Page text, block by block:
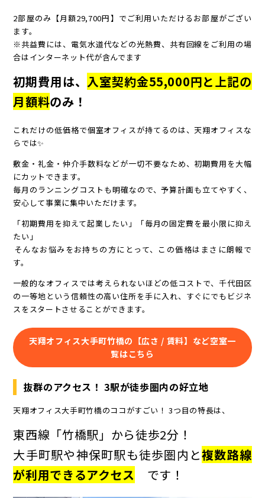
2部屋のみ【月額29,700円】でご利用いただけるお部屋がござい
ます。
※共益費には、電気水道代などの光熱費、共有回線をご利用の場
合はインターネット代が含んでます
初期費用は、入室契約金55,000円と上記の
月額料のみ！
これだけの低価格で個室オフィスが持てるのは、天翔オフィスな
らでは✨
敷金・礼金・仲介手数料などが一切不要なため、初期費用を大幅
にカットできます。
毎月のランニングコストも明確なので、予算計画も立てやすく、
安心して事業に集中いただけます。
「初期費用を抑えて起業したい」「毎月の固定費を最小限に抑え
たい」
――そんなお悩みをお持ちの方にとって、この価格はまさに朗報で
す。
一般的なオフィスでは考えられないほどの低コストで、千代田区
の一等地という信頼性の高い住所を手に入れ、すぐにでもビジネ
スをスタートさせることができます。
天翔オフィス大手町竹橋の【広さ / 賃料】など空室一
覧はこちら
抜群のアクセス！ 3駅が徒歩圏内の好立地
天翔オフィス大手町竹橋のココがすごい！ 3つ目の特長は、
東西線「竹橋駅」から徒歩2分！
大手町駅や神保町駅も徒歩圏内と複数路線
が利用できるアクセス です！